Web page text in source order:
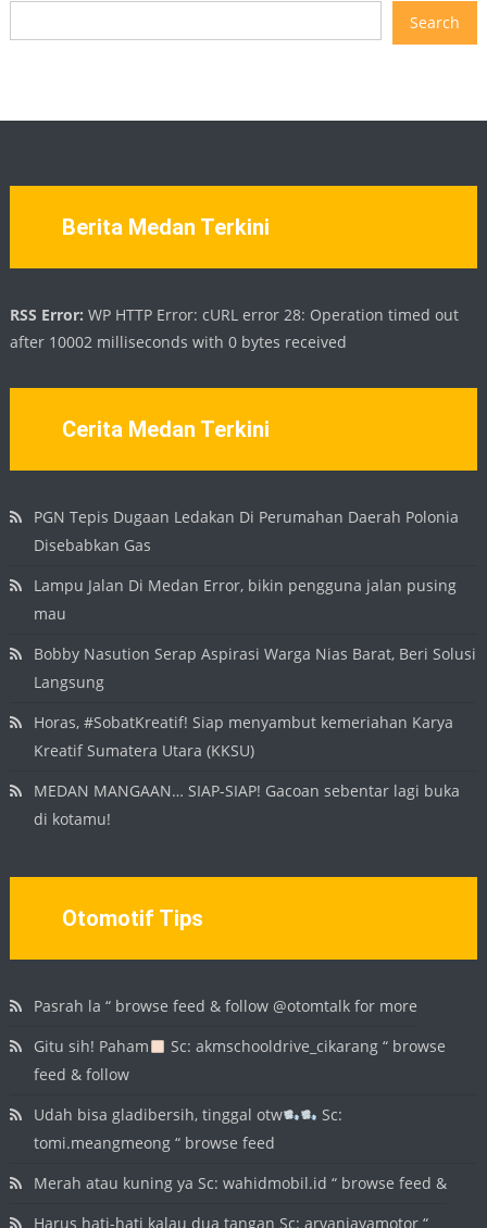
Search
Berita Medan Terkini
RSS Error: WP HTTP Error: cURL error 28: Operation timed out
after 10002 milliseconds with 0 bytes received
Cerita Medan Terkini
PGN Tepis Dugaan Ledakan Di Perumahan Daerah Polonia
Disebabkan Gas
Lampu Jalan Di Medan Error, bikin pengguna jalan pusing
mau
Bobby Nasution Serap Aspirasi Warga Nias Barat, Beri Solusi
Langsung
Horas, #SobatKreatif! Siap menyambut kemeriahan Karya
Kreatif Sumatera Utara (KKSU)
MEDAN MANGAAN… SIAP-SIAP! Gacoan sebentar lagi buka
di kotamu!
Otomotif Tips
Pasrah la “ browse feed & follow @otomtalk for more
Gitu sih! Paham
Sc: akmschooldrive_cikarang “ browse
feed & follow
Udah bisa gladibersih, tinggal otw
Sc:
tomi.meangmeong “ browse feed
Merah atau kuning ya Sc: wahidmobil.id “ browse feed &
Harus hati-hati kalau dua tangan Sc: arvanjayamotor “